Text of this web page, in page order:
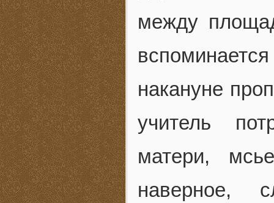
между
накануне
учитель
матери,
наверное,